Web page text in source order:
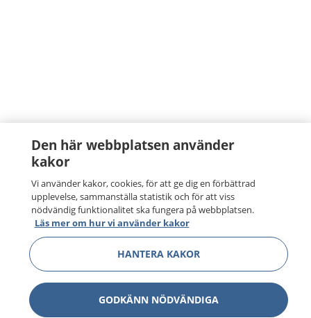
1177 tryggt om din hälsa och vård
Den här webbplatsen använder
kakor
Vi använder kakor, cookies, för att ge dig en förbättrad
upplevelse, sammanställa statistik och för att viss
nödvändig funktionalitet ska fungera på webbplatsen.
Läs mer om hur vi använder kakor
HANTERA KAKOR
GODKÄNN NÖDVÄNDIGA